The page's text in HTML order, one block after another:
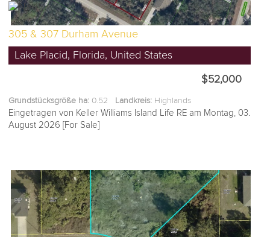
305 & 307 Durham Avenue
Lake Placid, Florida, United States
$52,000
Grundstücksgröße ha: 0.52 Landkreis: Highlands
Eingetragen von Keller Williams Island Life RE am Montag, 03.
August 2026 [For Sale]